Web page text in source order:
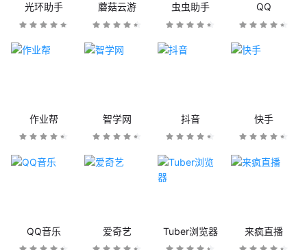
光环助手 蘑菇云游 虫虫助手 QQ
作业帮 智学网 抖音 快手
QQ音乐 爱奇艺 Tuber浏览器 来疯直播